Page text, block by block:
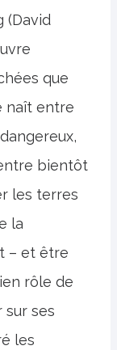
(David
que
naît entre
bientôt
les terres
la
– et être
rôle de
sur ses
les